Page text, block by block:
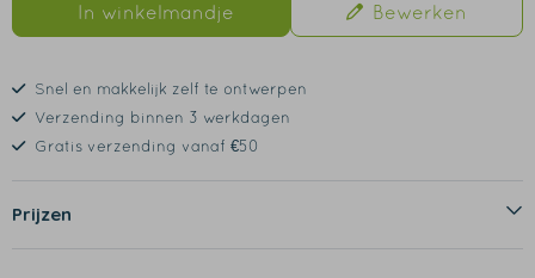
In winkelmandje Bewerken
Snel en makkelijk zelf te ontwerpen
Verzending binnen 3 werkdagen
Gratis verzending vanaf €50
Prijzen